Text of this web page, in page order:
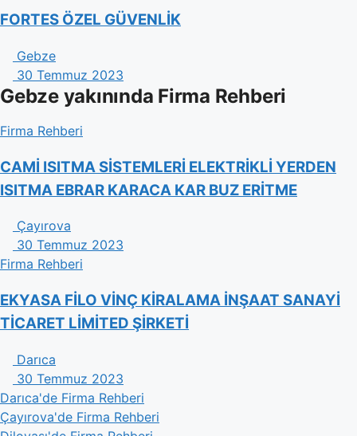
FORTES ÖZEL GÜVENLİK
Gebze
30 Temmuz 2023
Gebze yakınında Firma Rehberi
Firma Rehberi
CAMİ ISITMA SİSTEMLERİ ELEKTRİKLİ YERDEN
ISITMA EBRAR KARACA KAR BUZ ERİTME
Çayırova
30 Temmuz 2023
Firma Rehberi
EKYASA FİLO VİNÇ KİRALAMA İNŞAAT SANAYİ
TİCARET LİMİTED ŞİRKETİ
Darıca
30 Temmuz 2023
Darıca'de Firma Rehberi
Çayırova'de Firma Rehberi